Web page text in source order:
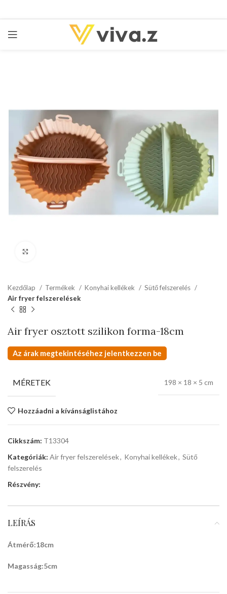
Kezdőlap Termékek Konyhai kellékek
Sütő felszerelés
Air fryer felszerelések
Air fryer osztott szilikon forma-18cm
Az árak megtekintéséhez jelentkezzen be
MÉRETEK 198 × 18 × 5 cm
Hozzáadni a kívánságlistához
Cikkszám: T13304
Kategóriák: Air fryer felszerelések, Konyhai kellékek, Sütő
felszerelés
Részvény:
LEÍRÁS
Átmérő:18cm
Magasság:5cm